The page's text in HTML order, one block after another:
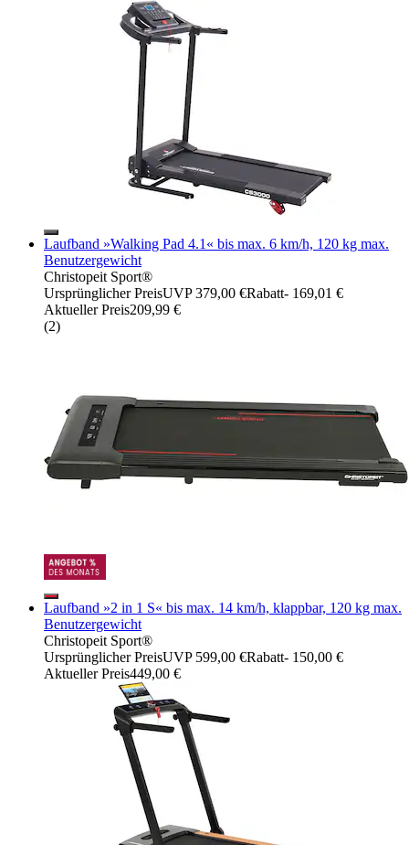
Laufband »Walking Pad 4.1« bis max. 6 km/h, 120 kg max.
Benutzergewicht
Christopeit Sport®
Ursprünglicher PreisUVP 379,00 €Rabatt- 169,01 €
Aktueller Preis209,99 €
(2)
Laufband »2 in 1 S« bis max. 14 km/h, klappbar, 120 kg max.
Benutzergewicht
Christopeit Sport®
Ursprünglicher PreisUVP 599,00 €Rabatt- 150,00 €
Aktueller Preis449,00 €